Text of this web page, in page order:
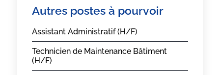
Autres postes à pourvoir
Assistant Administratif (H/F)
Technicien de Maintenance Bâtiment
(H/F)